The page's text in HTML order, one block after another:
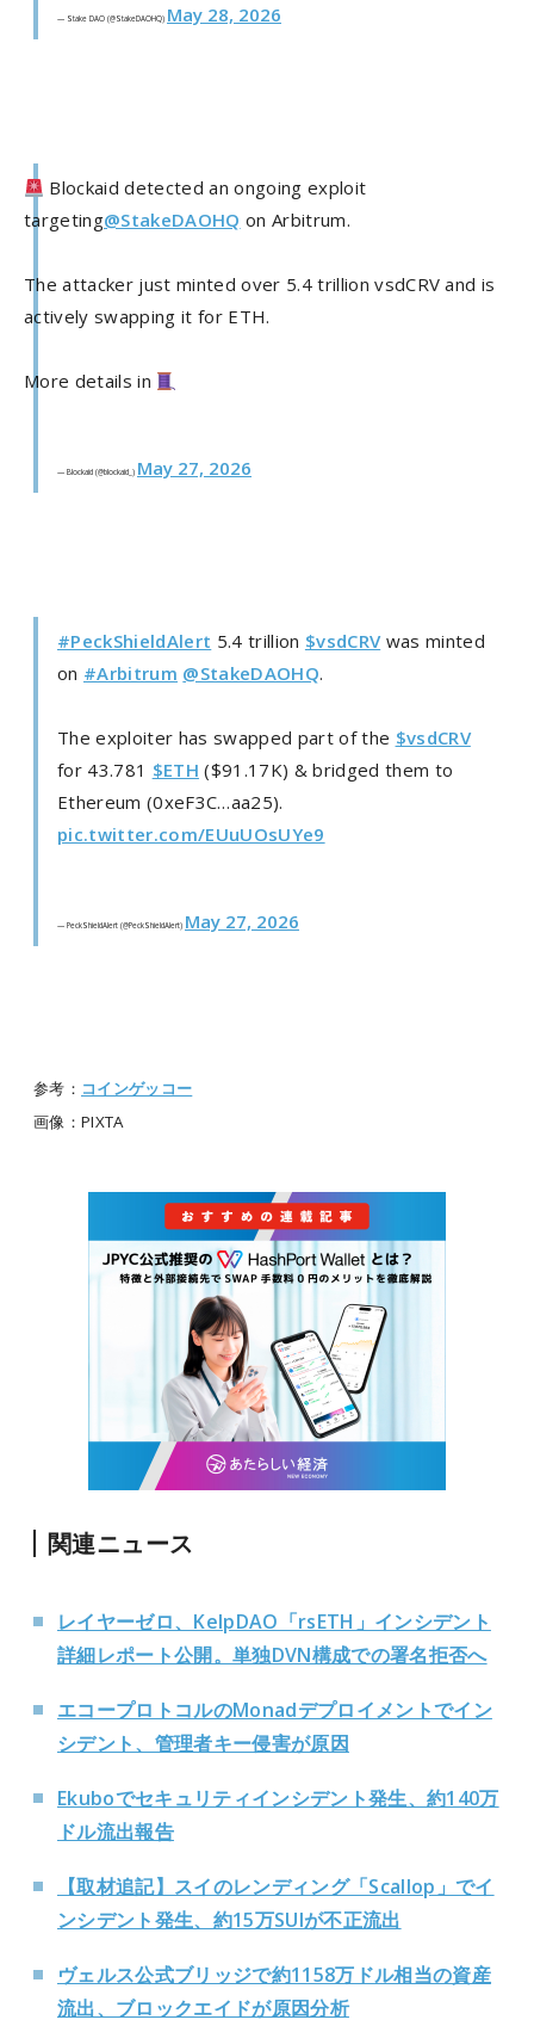
— Stake DAO (@StakeDAOHQ) May 28, 2026
Blockaid detected an ongoing exploit
targeting@StakeDAOHQ on Arbitrum.
The attacker just minted over 5.4 trillion vsdCRV and is
actively swapping it for ETH.
More details in
— Blockaid (@blockaid_) May 27, 2026
#PeckShieldAlert 5.4 trillion $vsdCRVwas minted
on #Arbitrum @StakeDAOHQ.
The exploiter has swapped part of the $vsdCRV
for 43.781 $ETH ($91.17K) & bridged them to
Ethereum (0xeF3C…aa25).
pic.twitter.com/EUuUOsUYe9
— PeckShieldAlert (@PeckShieldAlert) May 27, 2026
参考： コインゲッコー
画像：PIXTA
関連ニュース
レイヤーゼロ、KelpDAO「rsETH」インシデント
詳細レポート公開。単独DVN構成での署名拒否へ
エコープロトコルのMonadデプロイメントでイン
シデント、管理者キー侵害が原因
Ekuboでセキュリティインシデント発生、約140万
ドル流出報告
【取材追記】スイのレンディング「Scallop」でイ
ンシデント発生、約15万SUIが不正流出
ヴェルス公式ブリッジで約1158万ドル相当の資産
流出、ブロックエイドが原因分析